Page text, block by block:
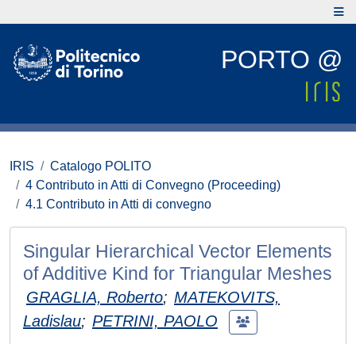
PORTO @
IRIS
Catalogo POLITO
4 Contributo in Atti di Convegno (Proceeding)
4.1 Contributo in Atti di convegno
Singular Hierarchical Vector Elements
of Additive Kind for Triangular Meshes
GRAGLIA, Roberto; MATEKOVITS,
Ladislau; PETRINI, PAOLO